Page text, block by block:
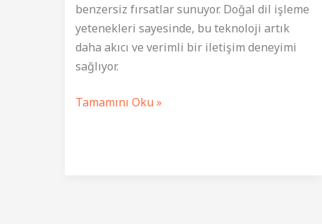
benzersiz fırsatlar sunuyor. Doğal dil işleme
yetenekleri sayesinde, bu teknoloji artık
daha akıcı ve verimli bir iletişim deneyimi
sağlıyor.
Ses
Tamamını Oku »